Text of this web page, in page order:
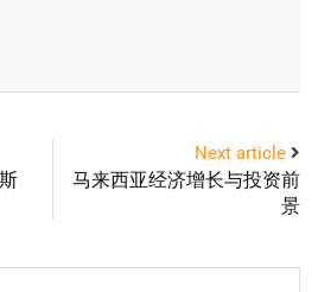
Next article
马来西亚经济增长与投资前
景